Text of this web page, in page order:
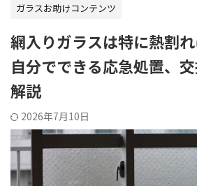
ガラスお助けコンテンツ
網入りガラスは特に熱割
自分でできる応急処置、
解説
2026年7月10日